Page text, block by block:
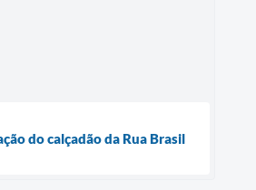
do calçadão da Rua Brasil